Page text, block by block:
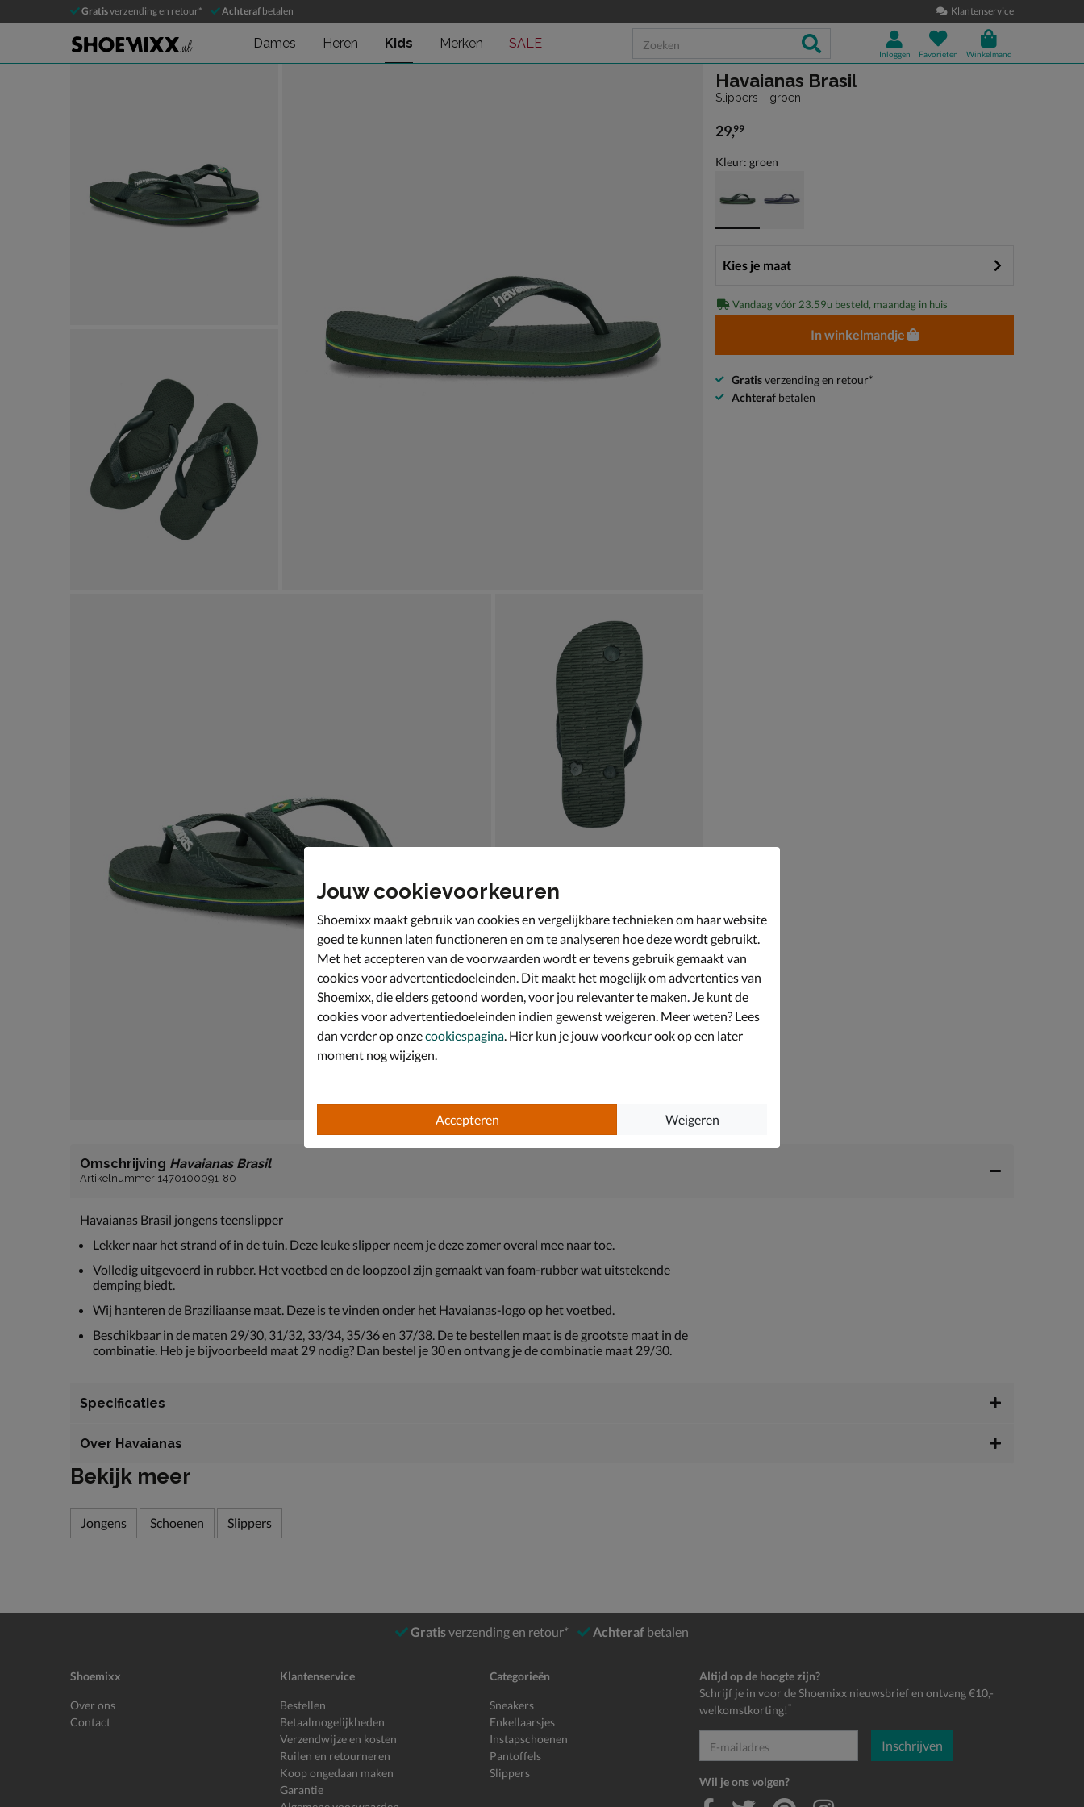
Gratisverzending en retour* Achteraf betalen Klantenservice
Dames Heren Kids Merken SALE
Inloggen Favorieten Winkelmand
Havaianas Brasil
Slippers
Havaianas Brasil
Slippers - groen
€ 29,99
29,99
Kleur: groen
Kies je maat
Vandaag vóór 23.59u besteld, maandag in huis
In winkelmandje
Gratisverzending en retour*
Achteraf betalen
Omschrijving Havaianas Brasil
Artikelnummer 1470100091-80
Havaianas Brasil jongens teenslipper
Lekker naar het strand of in de tuin. Deze leuke slipper neem je deze zomer overal mee naar toe.
Volledig uitgevoerd in rubber. Het voetbed en de loopzool zijn gemaakt van foam-rubber wat uitstekende
demping biedt.
Wij hanteren de Braziliaanse maat. Deze is te vinden onder het Havaianas-logo op het voetbed.
Beschikbaar in de maten 29/30, 31/32, 33/34, 35/36 en 37/38. De te bestellen maat is de grootste maat in de
combinatie. Heb je bijvoorbeeld maat 29 nodig? Dan bestel je 30 en ontvang je de combinatie maat 29/30.
Specificaties
Over Havaianas
Bekijk meer
Jongens Schoenen Slippers
Gratisverzending en retour* Achteraf betalen
Shoemixx
Over ons
Contact
Klantenservice
Bestellen
Betaalmogelijkheden
Verzendwijze en kosten
Ruilen en retourneren
Koop ongedaan maken
Garantie
Categorieën
Sneakers
Enkellaarsjes
Instapschoenen
Pantoffels
Slippers
Altijd op de hoogte zijn?
Schrijf je in voor de Shoemixx nieuwsbrief en ontvang €10,-
welkomstkorting! *
E-mailadres Inschrijven
Wil je ons volgen?
Jouw cookievoorkeuren
Shoemixx maakt gebruik van cookies en vergelijkbare technieken om haar website
goed te kunnen laten functioneren en om te analyseren hoe deze wordt gebruikt.
Met het accepteren van de voorwaarden wordt er tevens gebruik gemaakt van
cookies voor advertentiedoeleinden. Dit maakt het mogelijk om advertenties van
Shoemixx, die elders getoond worden, voor jou relevanter te maken. Je kunt de
cookies voor advertentiedoeleinden indien gewenst weigeren. Meer weten? Lees
dan verder op onzecookiespagina . Hier kun je jouw voorkeur ook op een later
moment nog wijzigen.
Accepteren Weigeren